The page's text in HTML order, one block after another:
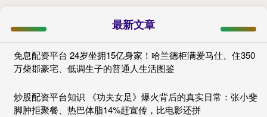
最新文章
免息配资平台 24岁坐拥15亿身家！哈兰德柜满爱马仕、住350
万柴郡豪宅、低调生子的普通人生活图鉴
炒股配资平台知识 《功夫女足》爆火背后的真实日常：张小斐
脚肿拒聚餐、热巴体脂14%赶宣传，比电影还拼